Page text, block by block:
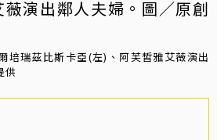
培瑞茲比斯卡亞(左)、阿芙皙雅艾薇演出
供